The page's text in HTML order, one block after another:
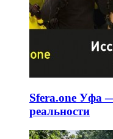
Sfera.one Уфа
реальности